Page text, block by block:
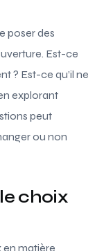
poser des
Est-ce
? Est-ce qu’il ne
explorant
peut
ou non
choix
matière